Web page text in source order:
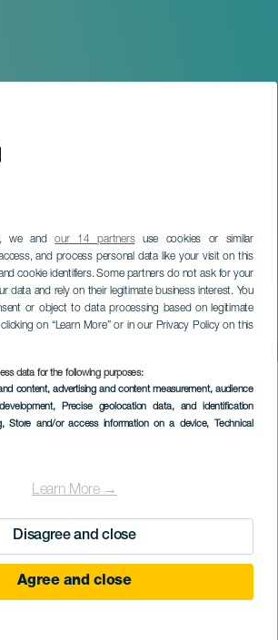
we andour 14 partnersuse cookies or similar
and process personal data like your visit on this
cookie identifiers. Some partners do not ask for your
data and rely on their legitimate business interest. You
or object to data processing based on legitimate
on “Learn More” or in our Privacy Policy on this
data for the following purposes:
content, advertising and content measurement, audience
, Precise geolocation data, and identification
, Store and/or access information on a device, Technical
Learn More →
Disagree and close
Agree and close
di Santa María